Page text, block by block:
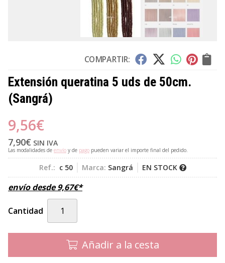
COMPARTIR:
Extensión queratina 5 uds de 50cm.
(Sangrá)
9,56€
7,90€ SIN IVA
Las modalidades de envío y de pago pueden variar el importe final del pedido.
Ref.: c 50 Marca: Sangrá EN STOCK
envío desde9,67€*
Cantidad
Añadir a la cesta